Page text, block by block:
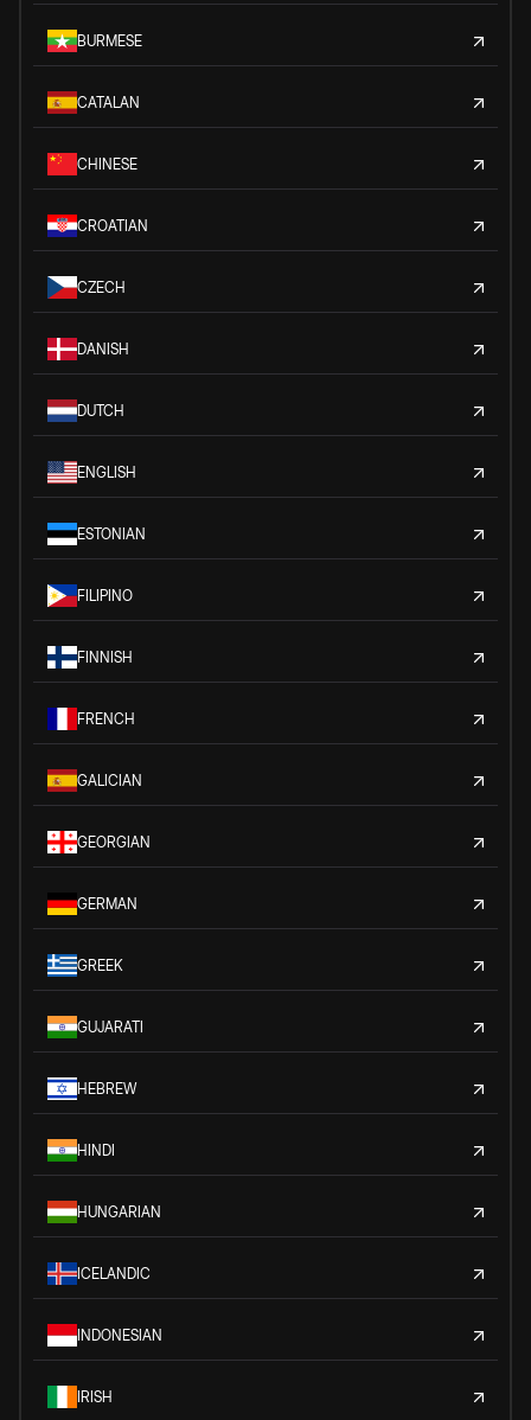
BURMESE
CATALAN
CHINESE
CROATIAN
CZECH
DANISH
DUTCH
ENGLISH
ESTONIAN
FILIPINO
FINNISH
FRENCH
GALICIAN
GEORGIAN
GERMAN
GREEK
GUJARATI
HEBREW
HINDI
HUNGARIAN
ICELANDIC
INDONESIAN
IRISH